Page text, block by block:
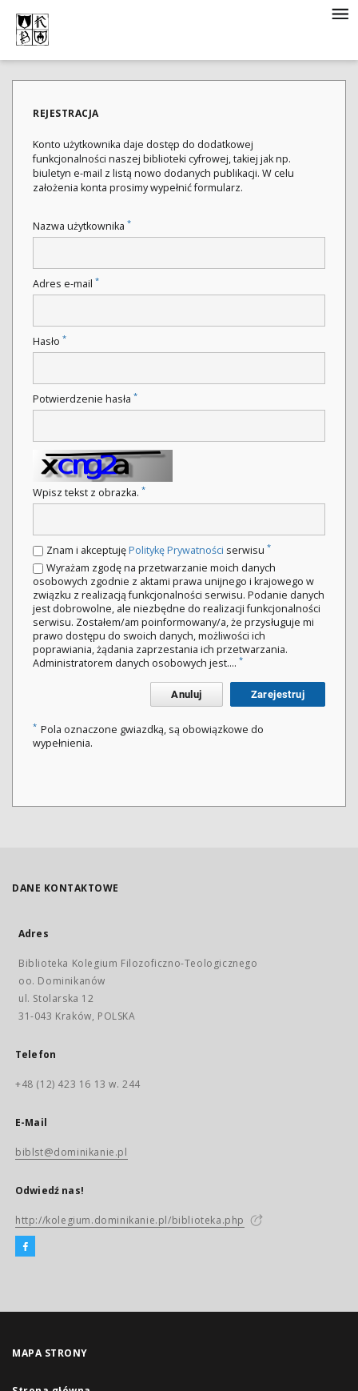
REJESTRACJA
Konto użytkownika daje dostęp do dodatkowej
funkcjonalności naszej biblioteki cyfrowej, takiej jak np.
biuletyn e-mail z listą nowo dodanych publikacji. W celu
założenia konta prosimy wypełnić formularz.
Nazwa użytkownika *
Adres e-mail *
Hasło *
Potwierdzenie hasła *
Wpisz tekst z obrazka. *
Znam i akceptujęPolitykę Prywatności serwisu *
Wyrażam zgodę na przetwarzanie moich danych
osobowych zgodnie z aktami prawa unijnego i krajowego w
związku z realizacją funkcjonalności serwisu. Podanie danych
jest dobrowolne, ale niezbędne do realizacji funkcjonalności
serwisu. Zostałem/am poinformowany/a, że przysługuje mi
prawo dostępu do swoich danych, możliwości ich
poprawiania, żądania zaprzestania ich przetwarzania.
Administratorem danych osobowych jest.... *
Anuluj Zarejestruj
* Pola oznaczone gwiazdką, są obowiązkowe do
wypełnienia.
DANE KONTAKTOWE
Adres
Biblioteka Kolegium Filozoficzno-Teologicznego
oo. Dominikanów
ul. Stolarska 12
31-043 Kraków, POLSKA
Telefon
+48 (12) 423 16 13 w. 244
E-Mail
biblst@dominikanie.pl
Odwiedź nas!
http://kolegium.dominikanie.pl/biblioteka.php
MAPA STRONY